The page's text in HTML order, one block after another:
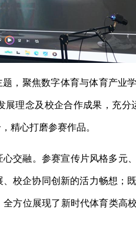
，聚焦数字体育与体育产业
理念及校企合作成果，充
精心打磨参赛作品。
交融。参赛宣传片风格多元
校企协同创新的活力畅想；
方位展现了新时代体育类高